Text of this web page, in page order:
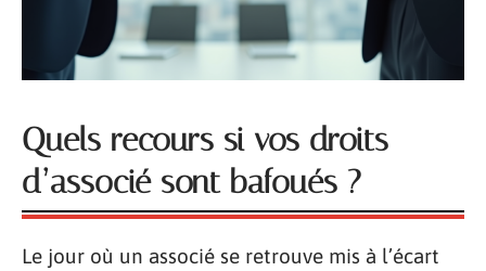
Quels recours si vos droits
d’associé sont bafoués ?
Le jour où un associé se retrouve mis à l’écart